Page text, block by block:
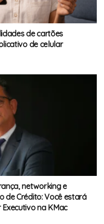
de cartões
de celular
networking e
de Crédito: Você estará
na KMac